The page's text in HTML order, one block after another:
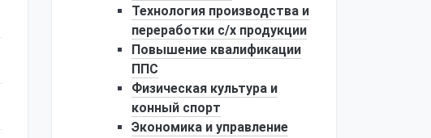
Технология производства и
переработки с/х продукции
Повышение квалификации
ППС
Физическая культура и
конный спорт
Экономика и управление